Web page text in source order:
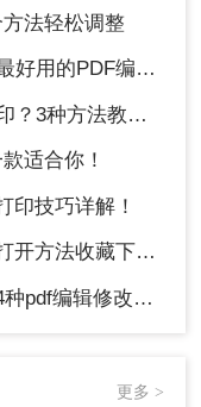
法轻松调整
的PDF编辑器！
教你快速去水印！
适合你！
印技巧详解！
方法收藏下来！
编辑修改方法！
更多 >